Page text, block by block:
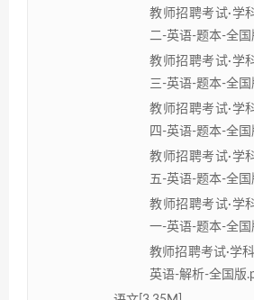
教师招聘考试·学
二-英语-题本-全国
教师招聘考试·学
三-英语-题本-全国
教师招聘考试·学
四-英语-题本-全国
教师招聘考试·学
五-英语-题本-全国
教师招聘考试·学
一-英语-题本-全国
教师招聘考试·学
英语-解析-全国版